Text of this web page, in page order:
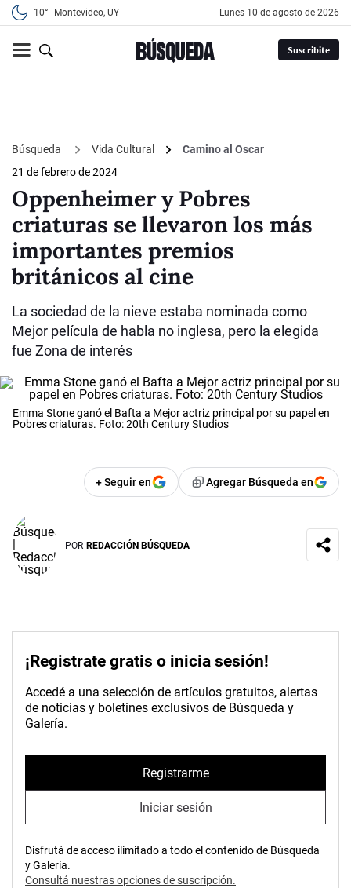
10° Montevideo, UY lunes 10 de agosto de 2026
Suscribite
Búsqueda Vida Cultural
Camino al Oscar
21 de febrero de 2024
Oppenheimer y Pobres
criaturas se llevaron los más
importantes premios
británicos al cine
La sociedad de la nieve estaba nominada como
Mejor película de habla no inglesa, pero la elegida
fue Zona de interés
Emma Stone ganó el Bafta a Mejor actriz principal por su papel en
Pobres criaturas. Foto: 20th Century Studios
+ Seguir en Agregar Búsqueda en
POR REDACCIÓN BÚSQUEDA
¡Registrate gratis o inicia sesión!
Accedé a una selección de artículos gratuitos, alertas
de noticias y boletines exclusivos de Búsqueda y
Galería.
Registrarme
Iniciar sesión
Disfrutá de acceso ilimitado a todo el contenido de Búsqueda
y Galería.
Consultá nuestras opciones de suscripción.